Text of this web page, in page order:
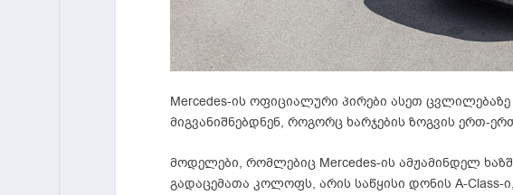
Mercedes-ის ოფიციალური პირები ასეთ
მიგვანიშნებდნენ, როგორც ხარჯების ზოგვის ერთ-
მოდელები, რომლებიც Mercedes-ის ამჟამინდელ
გადაცემათა კოლოფს, არის საწყისი დონის A-Class-ი,